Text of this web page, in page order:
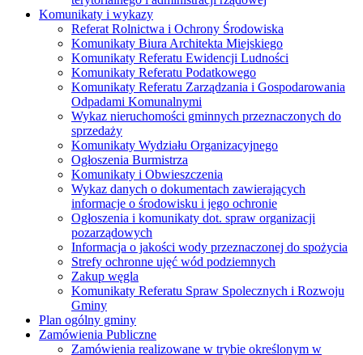
Komunikaty i wykazy
Referat Rolnictwa i Ochrony Środowiska
Komunikaty Biura Architekta Miejskiego
Komunikaty Referatu Ewidencji Ludności
Komunikaty Referatu Podatkowego
Komunikaty Referatu Zarządzania i Gospodarowania
Odpadami Komunalnymi
Wykaz nieruchomości gminnych przeznaczonych do
sprzedaży
Komunikaty Wydziału Organizacyjnego
Ogłoszenia Burmistrza
Komunikaty i Obwieszczenia
Wykaz danych o dokumentach zawierających
informacje o środowisku i jego ochronie
Ogłoszenia i komunikaty dot. spraw organizacji
pozarządowych
Informacja o jakości wody przeznaczonej do spożycia
Strefy ochronne ujęć wód podziemnych
Zakup węgla
Komunikaty Referatu Spraw Spolecznych i Rozwoju
Gminy
Plan ogólny gminy
Zamówienia Publiczne
Zamówienia realizowane w trybie określonym w